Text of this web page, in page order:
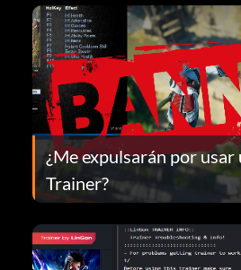
¿Me expulsarán por usar
Trainer?